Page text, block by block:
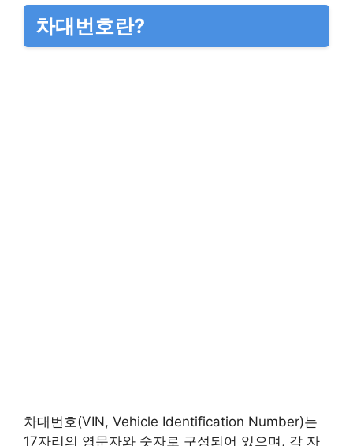
차대번호란?
차대번호(VIN, Vehicle Identification Number)는
17자리의 영문자와 숫자로 구성되어 있으며, 각 자